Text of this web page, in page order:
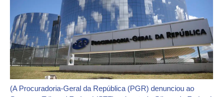
(A Procuradoria-Geral da República (PGR) denunciou ao